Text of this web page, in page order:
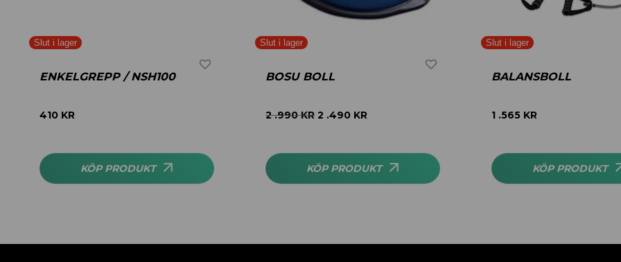
ENKELGREPP / NSH100
410 KR
KÖP PRODUKT
BOSU BOLL
2 .990KR 2 .490 KR
KÖP PRODUKT
BALANSBOLL
1 .565 KR
KÖP PRODUKT